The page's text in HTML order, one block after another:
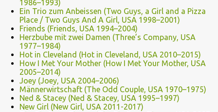
1986–1993)
Ein Trio zum Anbeissen (Two Guys, a Girl and a Pizza
Place / Two Guys And A Girl, USA 1998–2001)
Friends (Friends, USA 1994–2004)
Herzbube mit zwei Damen (Three’s Company, USA
1977–1984)
Hot in Cleveland (Hot in Cleveland, USA 2010–2015)
How I Met Your Mother (How I Met Your Mother, USA
2005–2014)
Joey (Joey, USA 2004–2006)
Männerwirtschaft (The Odd Couple, USA 1970–1975)
Ned & Stacey (Ned & Stacey, USA 1995–1997)
New Girl (New Girl, USA 2011-2017)